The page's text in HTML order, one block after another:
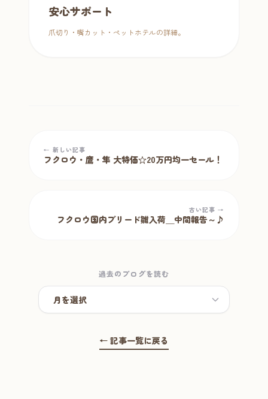
安心サポート
爪切り・嘴カット・ペットホテルの詳細。
← 新しい記事
フクロウ・鷹・隼 大特価☆20万円均一セール！
古い記事 →
フクロウ国内ブリード雛入荷＿中間報告～♪
過去のブログを読む
← 記事一覧に戻る